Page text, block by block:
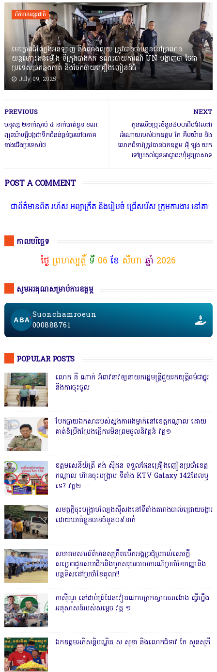
ព័ត៌មានអន្តរជាតិ
មេក្លោងធំល្បែងអនឡាញ និងលាងលុយ ត្រូវបានចាប់ខ្លួននៅព្រលាន
យន្តហោះដនមឿង ទីក្រុងបាងកក ខណៈរបាយការណ៍ UN បង្ហាញថា ថៃជា
ប្រទេសច្រកឆ្លងកាត់ និងចែកចាយគ្រឿងញៀនដ៏ធំ
July 09, 2025
NEXT
កូនឈើចម្រុះចំនួន៤០០ដើមដែលជា
អំណោយរបស់ឯកឧត្តម កែ គឹមយ៉ាន និង
លោកជំទាវត្រូវបានឯកឧត្តម អុី ឡុង យក
ទៅប្រគល់ជូនអាជ្ញាធរឃុំអូរប្រាសាទ
PREVIOUS
មនុស្ស ២នាក់ស្លាប់ ៤ នាក់បាត់ខ្លួន ខណៈ
ព្យុះយ៉ាហ្ស៊ីបង្កជាទឹកជំនន់ធ្ងន់ធ្ងរនៅឯភាគ
ខាងជើងប្រទេសថៃ
POST A COMMENT
រហ័ស អព្យាក្រឹត និងរៀបចំ ជ្រើសរើស ក្រុមការងារ នៅតាមបណ្តាលរា
កាលបរិច្ឆេទ
ថ្ងៃ ព្រហស្បត្តិ៍ ទី 06 ខែ សីហា ឆ្នាំ 2026
សូមអរគុណសម្រាប់ការឧត្ថម្ភ
Suonchamroeun
000888761
POPULAR POSTS
លោក នី ណាក់ អំពាវនាវឲ្យនាយករដ្ឋមន្ត្រីជួយរកយុត្តិធម៌ជាថ្នូរ
នឹងការចុះចូល
បែកធ្លាយឯកសាររបស់ស្នងការរងម្នាក់នៅខេត្តកណ្ដាល ដោយ
គាត់ខំប្រឹងប្រែងធ្វើការមិនព្រមចូលនិវត្តន៍ វគ្គ១
ឧត្តមសេនីយ៍ត្រី គង់ ស៊ីដន ទទួលផែនគ្រឿងញៀនប្រចាំខេត្ត
កណ្តាល ហ៊ានចុះបង្ក្រាប ទីតាំង KTV Galaxy 142ដែលឬ
ទេ? វគ្គ២
សមត្ថកិ្ចចុះបង្ក្រាបល្បែងស៊ីសងនៅទីតាំងតារាងបាល់ជ្រោយចង្វារ
ដោយឃាត់ខ្លួនបានចំនួន០៩នាក់
សមាគមសារព័ត៌មានសុក្រឹតបើកអង្គប្រជុំប្រគល់សេចក្តី
សម្រេចជូនសមាជិកនិងបូកសរុបរបាយការណ៍ប្រចាំខែកញ្ញានិង
បន្តទិសដៅប្រចាំខែតុលា!!
កាសុីណូ នៅជាប់ព្រំដែនវៀតណាមច្រកស្វាយអាង៉ោង ធ្វើហ្នឹង
អនុសាសន៍របស់សម្ដេច វគ្គ ១
ឯកឧត្តមអភិសន្តិបណ្ឌិត ស សុខា និងលោកជំទាវ កែ សួនសុភី